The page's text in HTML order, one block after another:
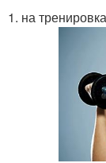
1. на